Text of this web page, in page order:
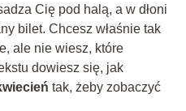
Cię pod halą, a w dłoni
bilet. Chcesz właśnie tak
ale nie wiesz, które
dowiesz się, jak
tak, żeby zobaczyć